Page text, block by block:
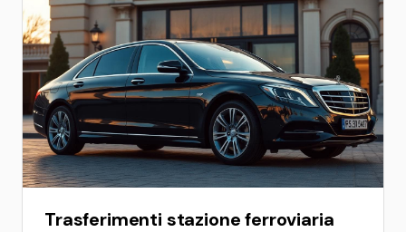
Trasferimenti stazione ferroviaria